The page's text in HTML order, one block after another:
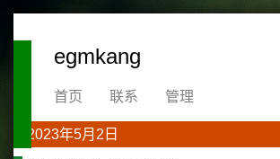
egmkang
首页 联系 管理
2023年5月2日